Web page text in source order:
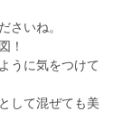
さいね。
！
うに気をつけて
して混ぜても美